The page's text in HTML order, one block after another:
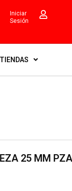
Iniciar
Sesión
25 MM